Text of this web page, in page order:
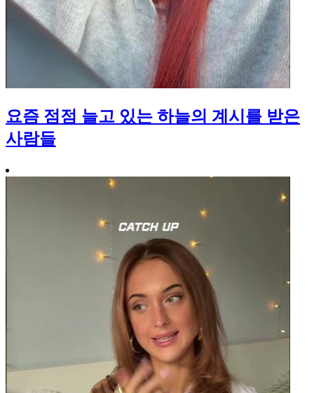
요즘 점점 늘고 있는 하늘의 계시를 받은
사람들